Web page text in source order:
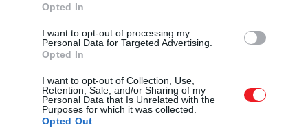
Opted In
I want to opt-out of processing my
Personal Data for Targeted Advertising.
Opted In
I want to opt-out of Collection, Use,
Retention, Sale, and/or Sharing of my
Personal Data that Is Unrelated with the
Purposes for which it was collected.
Opted Out
diagnosztizáltak
támaszkodtak.A D-vitaminidegrendszeri szerepe
régóta ismert
működéséhez, és korábbi kísérletekben is felmerült,
hogy hiánya összefügghet a tau-fehérjék kóros
viselkedésével. A mostani eredmények ezt az irányt
erősítik.